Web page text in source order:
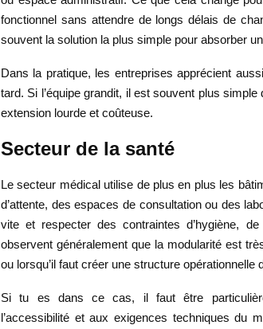
fonctionnel sans attendre de longs délais de
souvent la solution la plus simple pour absorber
Dans la pratique, les entreprises apprécient
tard. Si l’équipe grandit, il est souvent plus
extension lourde et coûteuse.
Secteur de la santé
Le secteur médical utilise de plus en plus les
d’attente, des espaces de consultation ou des
vite et respecter des contraintes d’hygiène,
observent généralement que la modularité est
ou lorsqu’il faut créer une structure opérationnelle
Si tu es dans ce cas, il faut être
l’accessibilité et aux exigences techniques du